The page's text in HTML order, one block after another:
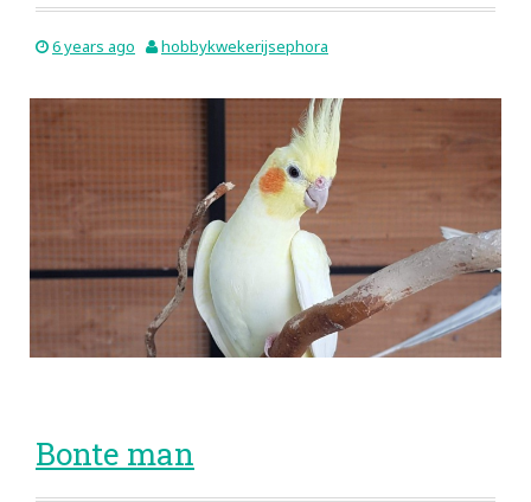
6 years ago hobbykwekerijsephora
Bonte man